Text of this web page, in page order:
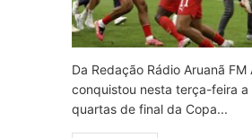
Da Redação Rádio Aruanã FM
conquistou nesta terça-feira a
quartas de final da Copa...